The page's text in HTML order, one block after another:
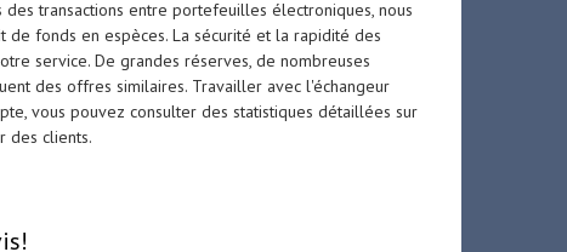
transactions entre portefeuilles électroniques, nous
fonds en espèces. La sécurité et la rapidité des
service. De grandes réserves, de nombreuses
des offres similaires. Travailler avec l'échangeur
vous pouvez consulter des statistiques détaillées sur
des clients.